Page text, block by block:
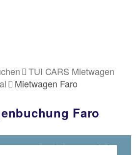
TUI CARS Mietwagen
Mietwagen Faro
Faro